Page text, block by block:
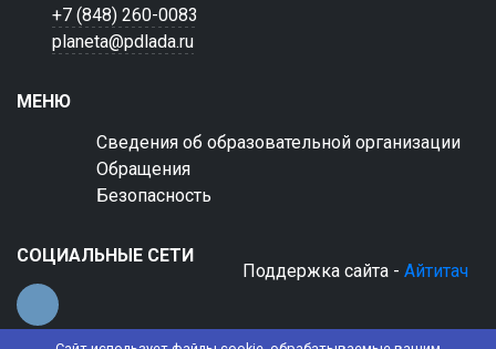
+7 (848) 260-0083
planeta@pdlada.ru
МЕНЮ
Сведения об образовательной организации
Обращения
Безопасность
СОЦИАЛЬНЫЕ СЕТИ
Поддержка сайта - Айтитач